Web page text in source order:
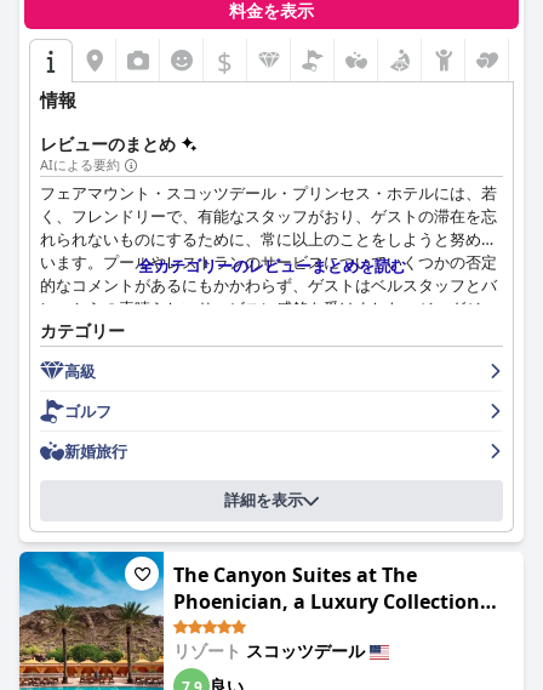
料金を表示
$
情報
レビューのまとめ
AIによる要約
フェアマウント・スコッツデール・プリンセス・ホテルには、若
く、フレンドリーで、有能なスタッフがおり、ゲストの滞在を忘
れられないものにするために、常に以上のことをしようと努めて
います。プールやレストランのサービスについていくつかの否定
的なコメントがあるにもかかわらず、ゲストはベルスタッフとバ
レーからの素晴らしいサービスに感銘を受けました。ジャグジー
や温水プールを含む様々な種類のプール、バー、キッズアクティ
ビティ、スパ、レストランへのアクセスが可能で、カップルのリ
トリートや家族旅行に最適な場所です。ラ・ハシエンダ・レスト
ランは、敷地内で最高の料理を提供していると高く評価されてお
り、全体として、このホテルは、卓越した顧客サービスを備えた
完璧なプールでの休暇に必要なものがすべて揃っています。
全カテゴリーのレビューまとめを読む
カテゴリー
高級
ゴルフ
新婚旅行
詳細を表示
The Canyon Suites at The
Phoenician, a Luxury Collection
Resort, Scottsdale
リゾート スコッツデール